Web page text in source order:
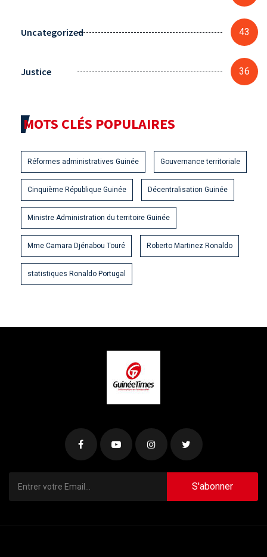
Uncategorized 43
Justice 36
MOTS CLÉS POPULAIRES
Réformes administratives Guinée Gouvernance territoriale
Cinquième République Guinée Décentralisation Guinée
Ministre Administration du territoire Guinée
Mme Camara Djénabou Touré Roberto Martinez Ronaldo
statistiques Ronaldo Portugal
S'abonner